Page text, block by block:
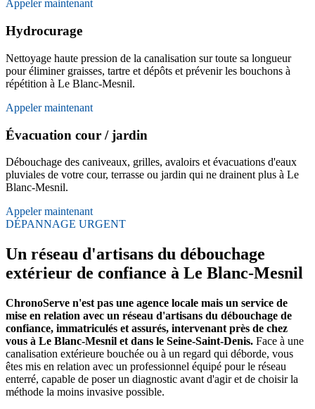
Appeler maintenant
Hydrocurage
Nettoyage haute pression de la canalisation sur toute sa longueur
pour éliminer graisses, tartre et dépôts et prévenir les bouchons à
répétition à Le Blanc-Mesnil.
Appeler maintenant
Évacuation cour / jardin
Débouchage des caniveaux, grilles, avaloirs et évacuations d'eaux
pluviales de votre cour, terrasse ou jardin qui ne drainent plus à Le
Blanc-Mesnil.
Appeler maintenant
DÉPANNAGE URGENT
Un réseau d'artisans du débouchage
extérieur de confiance à Le Blanc-Mesnil
ChronoServe n'est pas une agence locale mais un service de
mise en relation avec un réseau d'artisans du débouchage de
confiance, immatriculés et assurés, intervenant près de chez
vous à Le Blanc-Mesnil et dans le Seine-Saint-Denis. Face à une
canalisation extérieure bouchée ou à un regard qui déborde, vous
êtes mis en relation avec un professionnel équipé pour le réseau
enterré, capable de poser un diagnostic avant d'agir et de choisir la
méthode la moins invasive possible.